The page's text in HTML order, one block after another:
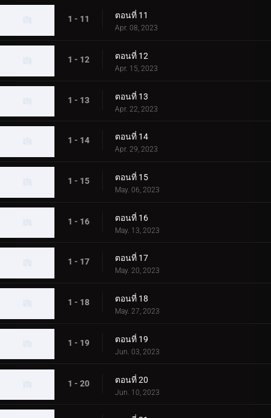
1 - 11 ตอนที่ 11
Apr. 08, 2023
1 - 12 ตอนที่ 12
Apr. 15, 2023
1 - 13 ตอนที่ 13
Apr. 22, 2023
1 - 14 ตอนที่ 14
Apr. 29, 2023
1 - 15 ตอนที่ 15
May. 06, 2023
1 - 16 ตอนที่ 16
May. 13, 2023
1 - 17 ตอนที่ 17
May. 20, 2023
1 - 18 ตอนที่ 18
May. 27, 2023
1 - 19 ตอนที่ 19
Jun. 03, 2023
1 - 20 ตอนที่ 20
Jun. 10, 2023